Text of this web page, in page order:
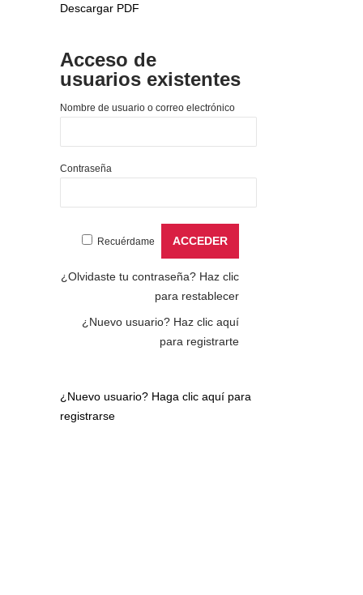
Descargar PDF
Acceso de
usuarios existentes
Nombre de usuario o correo electrónico
Contraseña
Recuérdame
¿Olvidaste tu contraseña? Haz clic
para restablecer
¿Nuevo usuario? Haz clic aquí
para registrarte
¿Nuevo usuario? Haga clic aquí para
registrarse